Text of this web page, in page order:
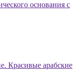
основания с
Красивые арабские